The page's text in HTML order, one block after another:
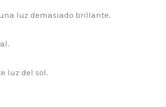
luz demasiado brillante.
luz del sol.